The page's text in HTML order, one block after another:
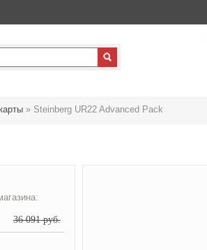
» Steinberg UR22 Advanced Pack
36 091 руб.